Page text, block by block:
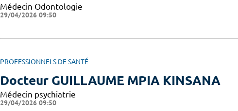
Médecin Odontologie
29/04/2026 09:50
PROFESSIONNELS DE SANTÉ
Docteur GUILLAUME MPIA KINSANA
Médecin psychiatrie
29/04/2026 09:50